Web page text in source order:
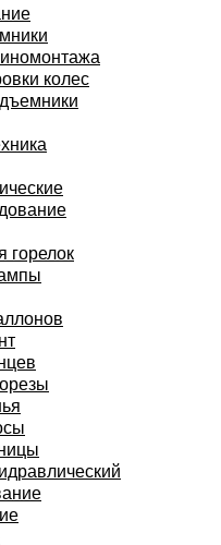
колес
горелок